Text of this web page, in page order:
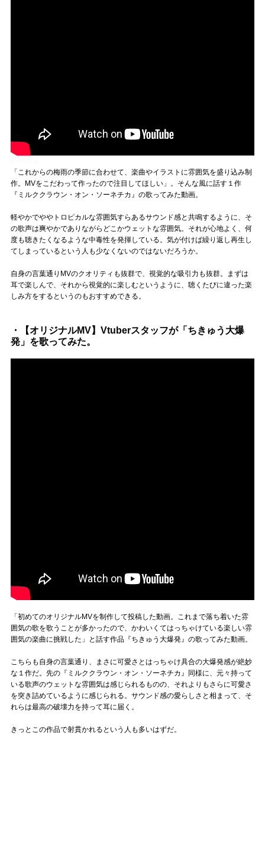
「これからの梅雨の季節に合わせて、楽曲やイラストに雰囲気を盛り込み制
作。MVをこだわって作ったので注目してほしい」。そんな風に話す１作
『ミルククラウン・オン・ソーネチカ』の歌ってみた動画。
軽やかでややトロピカルな雰囲気すらあるサウンド感と共鳴するように、そ
の歌声は爽やかでありながらどこかウェットな雰囲気。それが心地よく、何
度も聴きたくなるような中毒性を発揮している。気が付けば繰り返し再生し
てしまっているという人も少なくないのではないだろうか。
自身の言葉通りMVのクオリティも抜群で、視覚的な吸引力も抜群。まずは
耳で楽しんで、それから視覚的に楽しむというように、聴くたびに違った楽
しみ方をするというのもおすすめできる。
・【オリジナルMV】Vtuberスタッフが「ちきゅう大爆
発」を歌ってみた。
「初めてのオリジナルMVを制作して投稿した動画。これまで落ち着いた雰
囲気の歌を歌うことが多かったので、かわいくてはっちゃけている楽しい雰
囲気の楽曲に挑戦した」と話す作品『ちきゅう大爆発』の歌ってみた動画。
こちらも自身の言葉通り、まさに可愛さとはっちゃけ具合の大爆発感が絶妙
な１作だ。先の『ミルククラウン・オン・ソーネチカ』同様に、元々持って
いる歌声のウェットな雰囲気は感じられるものの、それよりもさらに可愛さ
を突き詰めているように感じられる。サウンド感の愛らしさと相まって、そ
れらは最高の破壊力を持って耳に届く。
きっとこの作品で射貫かれるという人も多いはずだ。